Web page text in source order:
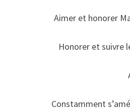
Aimer et honorer
Honorer et suivre
Constamment